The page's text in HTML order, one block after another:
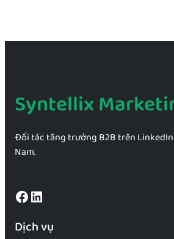
Syntellix
Đối tác tăng trưởng B2B trên
Nam.
Facebook LinkedIn
Dịch vụ